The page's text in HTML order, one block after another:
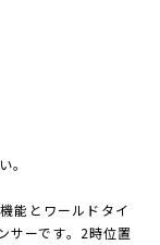
。
能とワールドタイ
サーです。2時位置